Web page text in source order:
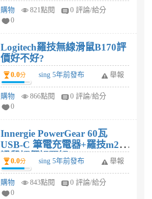
購物
821點閱
0 評論/給分
0
Logitech羅技無線滑鼠B170評
價好不好?
0.0分 sing 5年前發布 舉報
購物 866點閱
0 評論/給分
0
Innergie PowerGear 60瓦
USB-C 筆電充電器+羅技m235
滑鼠評價好不好?
0.0分 sing 5年前發布 舉報
購物 843點閱
0 評論/給分
0